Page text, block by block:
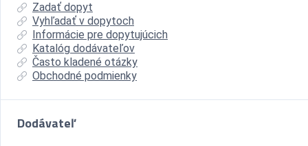
Zadať dopyt
Vyhľadať v dopytoch
Informácie pre dopytujúcich
Katalóg dodávateľov
Často kladené otázky
Obchodné podmienky
Dodávateľ